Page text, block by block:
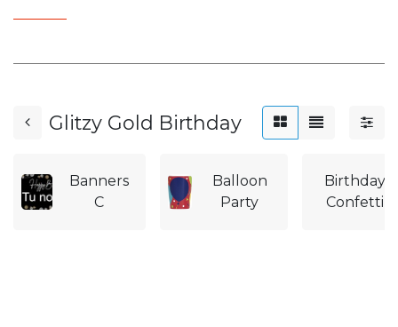
Glitzy Gold Birthday
Banners
C
Balloon
Party
Birthday
Confetti